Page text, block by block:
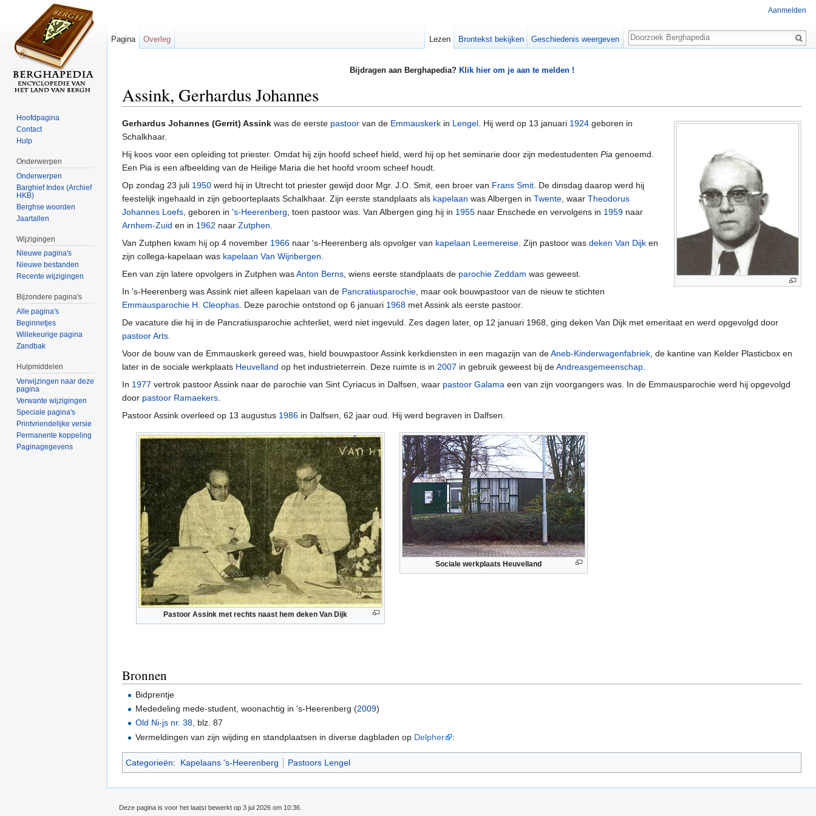
Bijdragen aan Berghapedia? Klik hier om je aan te melden !
Assink, Gerhardus Johannes
Gerhardus Johannes (Gerrit) Assink was de eerste pastoor van de Emmauskerk in Lengel. Hij werd op 13 januari 1924 geboren in
Schalkhaar.
Hij koos voor een opleiding tot priester. Omdat hij zijn hoofd scheef hield, werd hij op het seminarie door zijn medestudenten Pia genoemd.
Een Pia is een afbeelding van de Heilige Maria die het hoofd vroom scheef houdt.
Op zondag 23 juli 1950 werd hij in Utrecht tot priester gewijd door Mgr. J.O. Smit, een broer van Frans Smit. De dinsdag daarop werd hij
feestelijk ingehaald in zijn geboorteplaats Schalkhaar. Zijn eerste standplaats als kapelaan was Albergen in Twente, waar Theodorus
Johannes Loefs, geboren in 's-Heerenberg, toen pastoor was. Van Albergen ging hij in 1955 naar Enschede en vervolgens in 1959 naar
Arnhem-Zuid en in 1962 naar Zutphen.
Van Zutphen kwam hij op 4 november 1966 naar 's-Heerenberg als opvolger van kapelaan Leemereise. Zijn pastoor was deken Van Dijk en
zijn collega-kapelaan was kapelaan Van Wijnbergen.
Een van zijn latere opvolgers in Zutphen wasAnton Berns, wiens eerste standplaats de parochie Zeddam was geweest.
In 's-Heerenberg was Assink niet alleen kapelaan van de Pancratiusparochie, maar ook bouwpastoor van de nieuw te stichten
Emmausparochie H. Cleophas. Deze parochie ontstond op 6 januari 1968 met Assink als eerste pastoor.
De vacature die hij in de Pancratiusparochie achterliet, werd niet ingevuld. Zes dagen later, op 12 januari 1968, ging deken Van Dijk met emeritaat en werd opgevolgd door
pastoor Arts.
Voor de bouw van de Emmauskerk gereed was, hield bouwpastoor Assink kerkdiensten in een magazijn van deAneb-Kinderwagenfabriek, de kantine van Kelder Plasticbox en
later in de sociale werkplaats Heuvelland op het industrieterrein. Deze ruimte is in 2007 in gebruik geweest bij deAndreasgemeenschap.
In 1977 vertrok pastoor Assink naar de parochie van Sint Cyriacus in Dalfsen, waar pastoor Galama een van zijn voorgangers was. In de Emmausparochie werd hij opgevolgd
door pastoor Ramaekers.
Pastoor Assink overleed op 13 augustus 1986 in Dalfsen, 62 jaar oud. Hij werd begraven in Dalfsen.
Pastoor Assink met rechts naast hem deken Van Dijk
Sociale werkplaats Heuvelland
Bronnen
Bidprentje
Mededeling mede-student, woonachtig in 's-Heerenberg (2009)
Old Ni-js nr. 38, blz. 87
Vermeldingen van zijn wijding en standplaatsen in diverse dagbladen op Delpher :
Categorieën: Kapelaans 's-Heerenberg Pastoors Lengel
Aanmelden
Pagina Overleg Lezen Brontekst bekijken Geschiedenis weergeven
Zoeken
Hoofdpagina
Contact
Hulp
Onderwerpen
Onderwerpen
Barghief Index (Archief
HKB)
Berghse woorden
Jaartallen
Wijzigingen
Nieuwe pagina's
Nieuwe bestanden
Recente wijzigingen
Bijzondere pagina's
Alle pagina's
Beginnetjes
Willekeurige pagina
Zandbak
Hulpmiddelen
Verwijzingen naar deze
pagina
Verwante wijzigingen
Speciale pagina's
Printvriendelijke versie
Permanente koppeling
Paginagegevens
Deze pagina is voor het laatst bewerkt op 3 jul 2026 om 10:36.